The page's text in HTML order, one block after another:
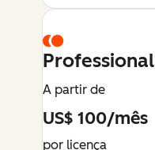
Professional
A partir de
US$ 100/mês
por licença